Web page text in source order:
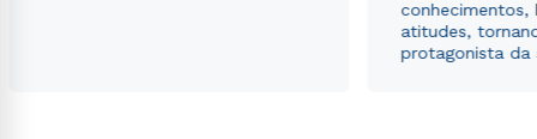
conhecimentos,
atitudes,
protagonista da